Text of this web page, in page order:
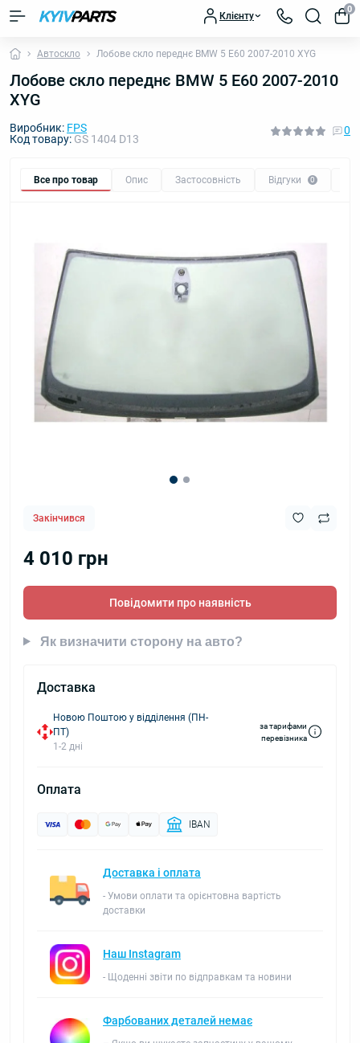
Клієнту
0
Автоскло Лобове скло переднє BMW 5 E60 2007-2010 XYG
Лобове скло переднє BMW 5 E60 2007-2010
XYG
Виробник: FPS
Код товару: GS 1404 D13
0
Все про товар Опис Застосовність Відгуки 0
Закінчився
4 010 грн
Повідомити про наявність
Як визначити сторону на авто?
Доставка
Новою Поштою у відділення (ПН-
ПТ)
1-2 дні
за тарифами
перевізника
Оплата
IBAN
Доставка і оплата
- Умови оплати та орієнтовна вартість
доставки
Наш Instagram
- Щоденні звіти по відправкам та новини
Фарбованих деталей немає